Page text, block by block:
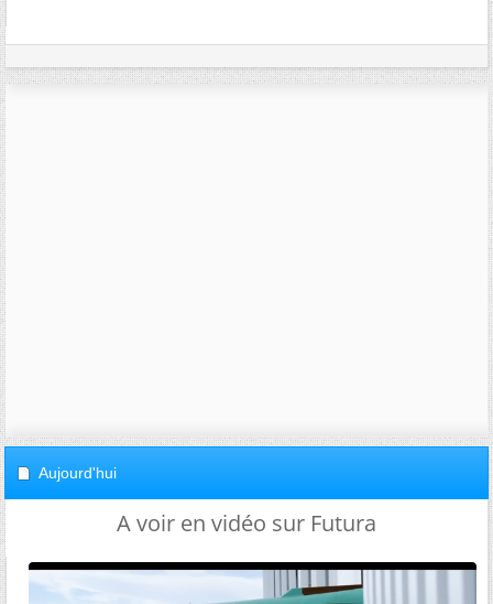
Aujourd'hui
A voir en vidéo sur Futura